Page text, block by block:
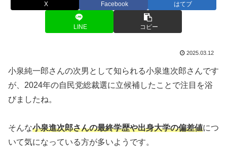
X Facebook はてブ
LINE コピー
2025.03.12
小泉純一郎さんの次男として知られる小泉進次郎さんです
が、2024年の自民党総裁選に立候補したことで注目を浴
びましたね。
そんな小泉進次郎さんの最終学歴や出身大学の偏差値につ
いて気になっている方が多いようです。